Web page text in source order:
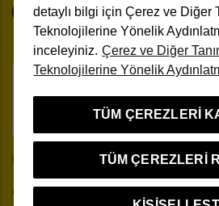
Çerez Yönetim Paneli
© 2026 Beymen Tüm Hakları Saklıdır
detaylı bilgi için Çerez ve Diğer
Teknolojilerine Yönelik
inceleyiniz. Çerez ve Diğer
Teknolojilerine Yönelik
TÜM ÇEREZLERI
TÜM ÇEREZLERI